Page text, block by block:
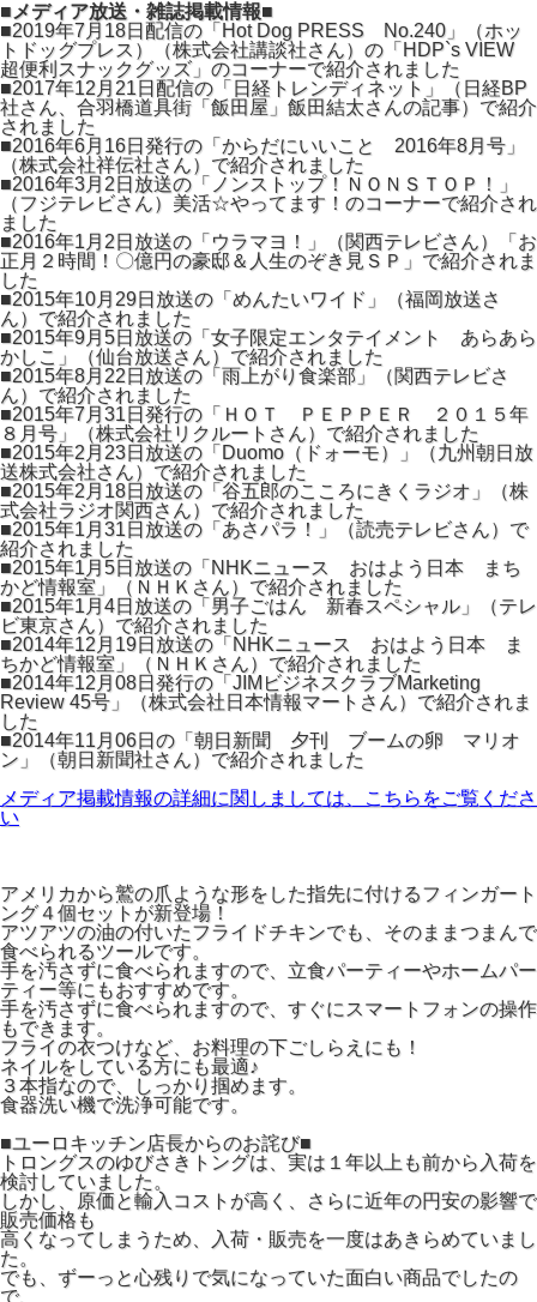
■メディア放送・雑誌掲載情報■
■2019年7月18日配信の「Hot Dog PRESS No.240」（ホッ
トドッグプレス）（株式会社講談社さん）の「HDP`s VIEW
超便利スナックグッズ」のコーナーで紹介されました
■2017年12月21日配信の「日経トレンディネット」（日経BP
社さん、合羽橋道具街「飯田屋」飯田結太さんの記事）で紹介
されました
■2016年6月16日発行の「からだにいいこと 2016年8月号」
（株式会社祥伝社さん）で紹介されました
■2016年3月2日放送の「ノンストップ！ＮＯＮＳＴＯＰ！」
（フジテレビさん）美活☆やってます！のコーナーで紹介され
ました
■2016年1月2日放送の「ウラマヨ！」（関西テレビさん）「お
正月２時間！〇億円の豪邸＆人生のぞき見ＳＰ」で紹介されま
した
■2015年10月29日放送の「めんたいワイド」（福岡放送さ
ん）で紹介されました
■2015年9月5日放送の「女子限定エンタテイメント あらあら
かしこ」（仙台放送さん）で紹介されました
■2015年8月22日放送の「雨上がり食楽部」（関西テレビさ
ん）で紹介されました
■2015年7月31日発行の「ＨＯＴ ＰＥＰＰＥＲ ２０１５年
８月号」（株式会社リクルートさん）で紹介されました
■2015年2月23日放送の「Duomo（ドォーモ）」（九州朝日放
送株式会社さん）で紹介されました
■2015年2月18日放送の「谷五郎のこころにきくラジオ」（株
式会社ラジオ関西さん）で紹介されました
■2015年1月31日放送の「あさパラ！」（読売テレビさん）で
紹介されました
■2015年1月5日放送の「NHKニュース おはよう日本 まち
かど情報室」（ＮＨＫさん）で紹介されました
■2015年1月4日放送の「男子ごはん 新春スペシャル」（テレ
ビ東京さん）で紹介されました
■2014年12月19日放送の「NHKニュース おはよう日本 ま
ちかど情報室」（ＮＨＫさん）で紹介されました
■2014年12月08日発行の「JIMビジネスクラブMarketing
Review 45号」（株式会社日本情報マートさん）で紹介されま
した
■2014年11月06日の「朝日新聞 夕刊 ブームの卵 マリオ
ン」（朝日新聞社さん）で紹介されました
メディア掲載情報の詳細に関しましては、こちらをご覧くださ
い
アメリカから鷲の爪ような形をした指先に付けるフィンガート
ング４個セットが新登場！
アツアツの油の付いたフライドチキンでも、そのままつまんで
食べられるツールです。
手を汚さずに食べられますので、立食パーティーやホームパー
ティー等にもおすすめです。
手を汚さずに食べられますので、すぐにスマートフォンの操作
もできます。
フライの衣つけなど、お料理の下ごしらえにも！
ネイルをしている方にも最適♪
３本指なので、しっかり掴めます。
食器洗い機で洗浄可能です。
■ユーロキッチン店長からのお詫び■
トロングスのゆびさきトングは、実は１年以上も前から入荷を
検討していました。
しかし、原価と輸入コストが高く、さらに近年の円安の影響で
販売価格も
高くなってしまうため、入荷・販売を一度はあきらめていまし
た。
でも、ずーっと心残りで気になっていた面白い商品でしたの
で、